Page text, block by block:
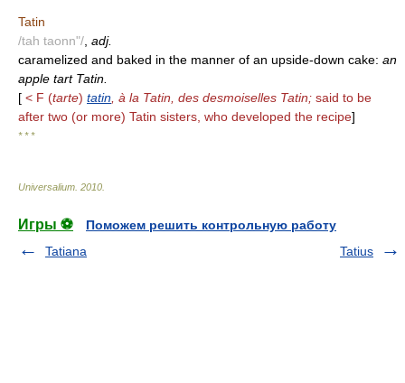
Tatin
/tah taonn"/ adj.
caramelized and baked in the manner of an upside-down cake: an
apple tart Tatin.
[ < F (tarte) tatin , à la Tatin, des desmoiselles Tatin; said to be
after two (or more) Tatin sisters, who developed the recipe]
* * *
Universalium 2010
Игры ⚽
Поможем решить контрольную работу
Tatiana
Tatius